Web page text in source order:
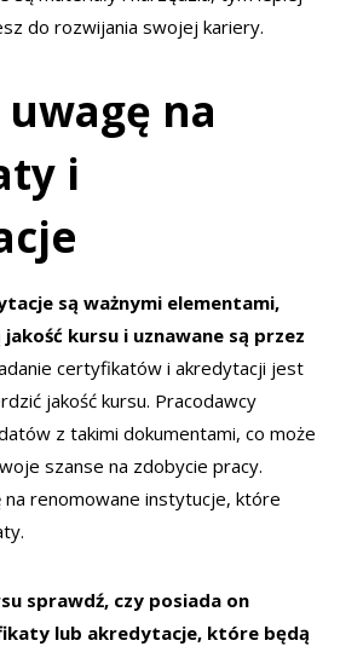
do rozwijania swojej kariery.
na
i
są ważnymi elementami,
kursu i uznawane są przez
certyfikatów i akredytacji jest
jakość kursu. Pracodawcy
z takimi dokumentami, co może
szanse na zdobycie pracy.
renomowane instytucje, które
sprawdź, czy posiada on
lub akredytacje, które będą